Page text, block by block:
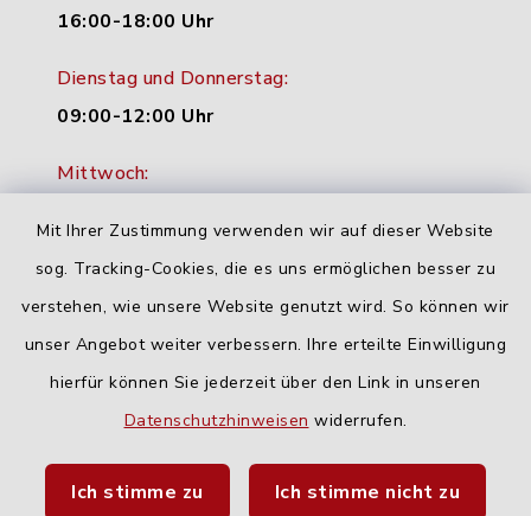
Mit Ihrer Zustimmung verwenden wir auf dieser Website
sog. Tracking-Cookies, die es uns ermöglichen besser zu
verstehen, wie unsere Website genutzt wird. So können wir
unser Angebot weiter verbessern. Ihre erteilte Einwilligung
hierfür können Sie jederzeit über den Link in unseren
Datenschutzhinweisen widerrufen.
Ich stimme zu Ich stimme nicht zu
16:00-18:00 Uhr
Dienstag und Donnerstag:
09:00-12:00 Uhr
Mittwoch:
Freitag:
geschlossen
Quicklinks
Fahrplanauskunft DING